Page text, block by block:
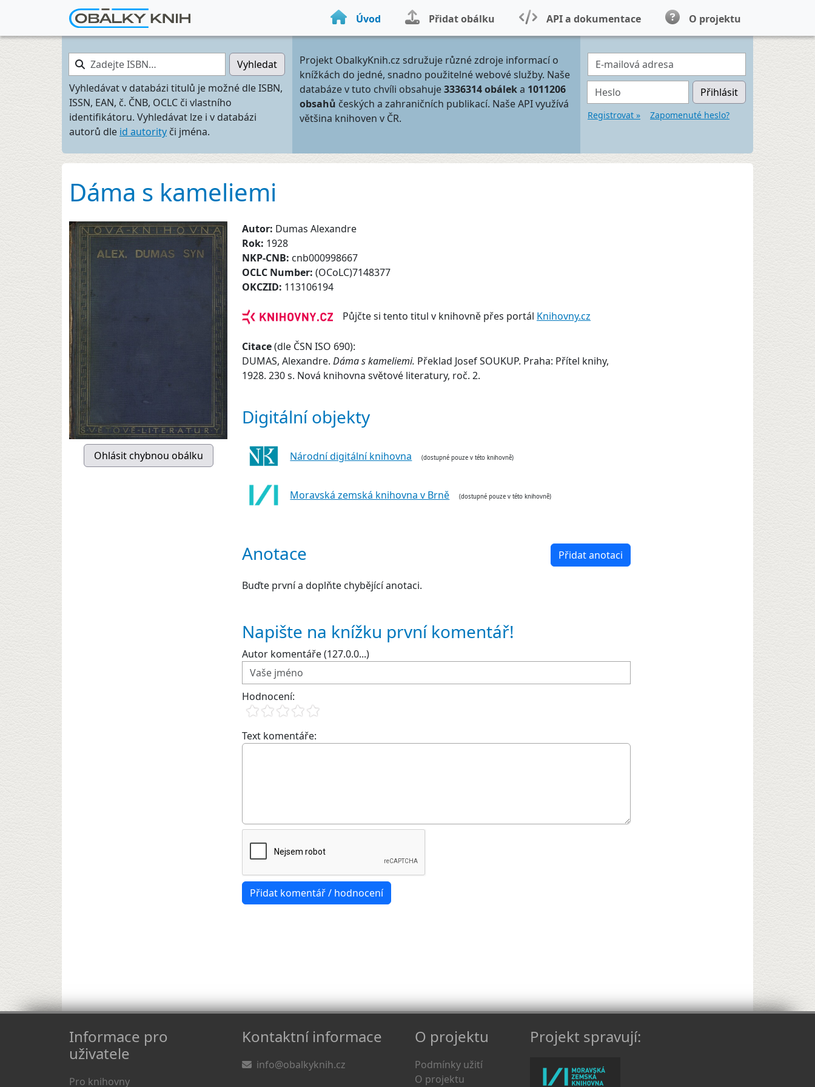
Úvod Přidat obálku API a dokumentace O projektu
Zadejte ISBN…
Vyhledat
Vyhledávat v databázi titulů je možné dle ISBN,
ISSN, EAN, č. ČNB, OCLC či vlastního
identifikátoru. Vyhledávat lze i v databázi
autorů dle id autority či jména.
Projekt ObalkyKnih.cz sdružuje různé zdroje informací o
knížkách do jedné, snadno použitelné webové služby. Naše
databáze v tuto chvíli obsahuje3336314 obáleka 1011206
obsahů českých a zahraničních publikací. Naše API využívá
většina knihoven v ČR.
E-mailová adresa
Heslo Přihlásit
Registrovat » Zapomenuté heslo?
Dáma s kameliemi
Autor: Dumas Alexandre
Rok: 1928
NKP-CNB: cnb000998667
OCLC Number: (OCoLC)7148377
OKCZID: 113106194
Půjčte si tento titul v knihovně přes portál Knihovny.cz
Citace(dle ČSN ISO 690):
DUMAS, Alexandre. Dáma s kameliemi. Překlad Josef SOUKUP. Praha: Přítel knihy,
1928. 230 s. Nová knihovna světové literatury, roč. 2.
Digitální objekty
Národní digitální knihovna (dostupné pouze v této knihovně)
Moravská zemská knihovna v Brně (dostupné pouze v této knihovně)
Anotace Přidat anotaci
Buďte první a doplňte chybějící anotaci.
Napište na knížku první komentář!
Autor komentáře (127.0.0...)
Hodnocení:
Text komentáře:
Informace pro
uživatele
Pro knihovny
Kontaktní informace
info@obalkyknih.cz
O projektu
Podmínky užití
O projektu
Projekt spravují: